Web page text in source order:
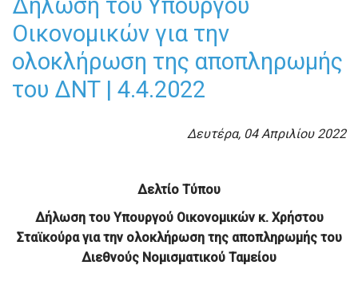
Δήλωση του Υπουργού
Οικονομικών για την
ολοκλήρωση της αποπληρωμής
του ΔΝΤ | 4.4.2022
Δευτέρα, 04 Απριλίου 2022
Δελτίο Τύπου
Δήλωση του Υπουργού Οικονομικών κ. Χρήστου
Σταϊκούραγια την ολοκλήρωση της αποπληρωμής του
Διεθνούς Νομισματικού Ταμείου